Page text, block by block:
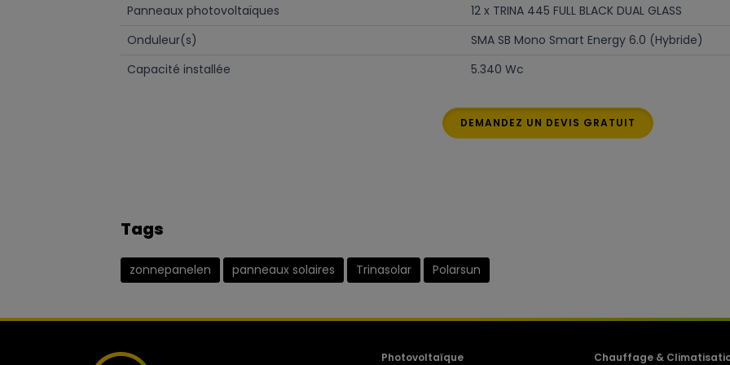
Panneaux photovoltaïques
12 x TRINA 445 FULL BLACK DUAL GLASS
Onduleur(s)
SMA SB Mono Smart Energy 6.0 (Hybride)
Capacité installée
5.340 Wc
DEMANDEZ UN DEVIS GRATUIT
Tags
zonnepanelen panneaux solaires Trinasolar Polarsun
Photovoltaïque Chauffage &